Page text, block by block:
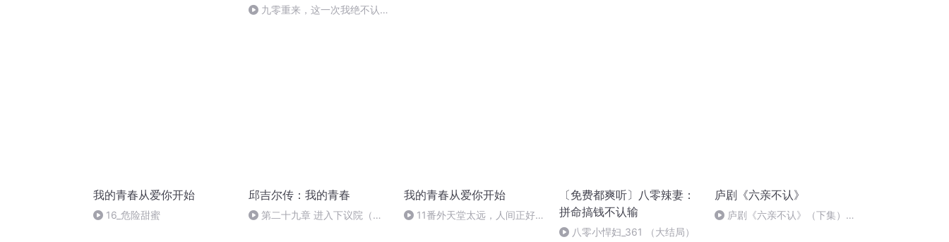
九零重来，这一次我绝不认输
我的青春从爱你开始
16_危险甜蜜
邱吉尔传：我的青春
第二十九章 进入下议院（全
我的青春从爱你开始
11番外天堂太远，人间正好
〔免费都爽听〕八零辣妻：
拼命搞钱不认输
八零小悍妇_361 （大结局）
庐剧《六亲不认》
庐剧《六亲不认》（下集）